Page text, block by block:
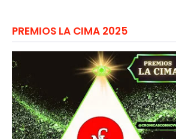
PREMIOS LA CIMA 2025